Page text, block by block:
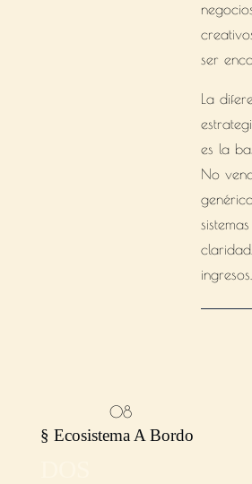
ser
La
es la
No
ingresos.
08
§ Ecosistema A Bordo